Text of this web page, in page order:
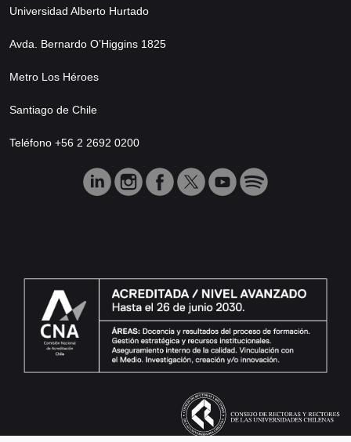
Universidad Alberto Hurtado
Avda. Bernardo O’Higgins 1825
Metro Los Héroes
Santiago de Chile
Teléfono +56 2 2692 0200